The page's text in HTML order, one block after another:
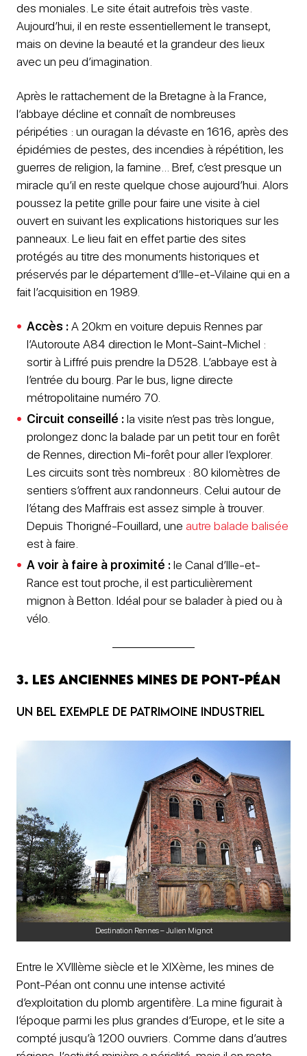
des moniales. Le site était autrefois très vaste.
Aujourd’hui, il en reste essentiellement le transept,
mais on devine la beauté et la grandeur des lieux
avec un peu d’imagination.
Après le rattachement de la Bretagne à la France,
l’abbaye décline et connaît de nombreuses
péripéties : un ouragan la dévaste en 1616, après des
épidémies de pestes, des incendies à répétition, les
guerres de religion, la famine… Bref, c’est presque un
miracle qu’il en reste quelque chose aujourd’hui. Alors
poussez la petite grille pour faire une visite à ciel
ouvert en suivant les explications historiques sur les
panneaux. Le lieu fait en effet partie des sites
protégés au titre des monuments historiques et
préservés par le département d’Ille-et-Vilaine qui en a
fait l’acquisition en 1989.
Accès :A 20km en voiture depuis Rennes par
l’Autoroute A84 direction le Mont-Saint-Michel :
sortir à Liffré puis prendre la D528. L’abbaye est à
l’entrée du bourg. Par le bus, ligne directe
métropolitaine numéro 70.
Circuit conseillé :la visite n’est pas très longue,
prolongez donc la balade par un petit tour en forêt
de Rennes, direction Mi-forêt pour aller l’explorer.
Les circuits sont très nombreux : 80 kilomètres de
sentiers s’offrent aux randonneurs. Celui autour de
l’étang des Maffrais est assez simple à trouver.
Depuis Thorigné-Fouillard, une autre balade balisée
est à faire.
A voir à faire à proximité :le Canal d’Ille-et-
Rance est tout proche, il est particulièrement
mignon à Betton. Idéal pour se balader à pied ou à
vélo.
3. Les anciennes mines de Pont-Péan
Un bel exemple de patrimoine industriel
Destination Rennes – Julien Mignot
Entre le XVIIIème siècle et le XIXème, les mines de
Pont-Péan ont connu une intense activité
d’exploitation du plomb argentifère. La mine figurait à
l’époque parmi les plus grandes d’Europe, et le site a
compté jusqu’à 1200 ouvriers. Comme dans d’autres